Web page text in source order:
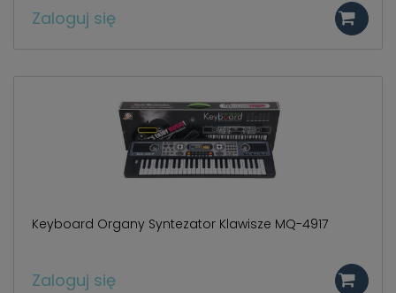
Zaloguj się
Keyboard Organy Syntezator Klawisze MQ-4917
Zaloguj się